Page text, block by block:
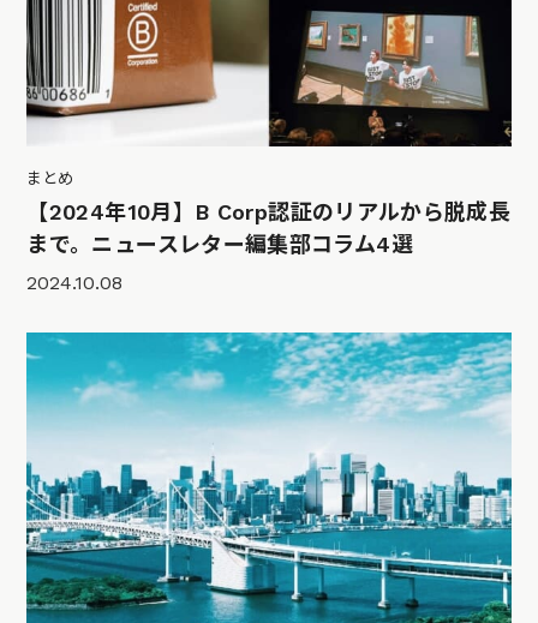
まとめ
【2024年10月】B Corp認証のリアルから脱成長
まで。ニュースレター編集部コラム4選
2024.10.08